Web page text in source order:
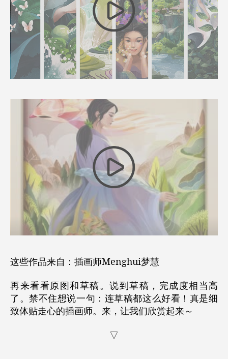
这些作品来自：插画师Menghui梦慧
再来看看原图和草稿。说到草稿，完成度相当高
了。禁不住想说一句：连草稿都这么好看！真是细
致体贴走心的插画师。来，让我们欣赏起来～
▽